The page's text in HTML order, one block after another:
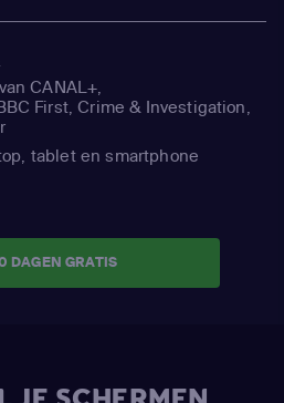
CANAL+,
First, Crime & Investigation,
tablet en smartphone
DAGEN GRATIS